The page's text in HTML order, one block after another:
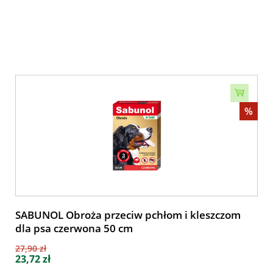
%
SABUNOL Obroża przeciw pchłom i kleszczom
dla psa czerwona 50 cm
27,90 zł
23,72 zł